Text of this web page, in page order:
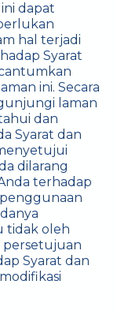
dapat
hal terjadi
Syarat
ini. Secara
laman
dan
Syarat dan
dilarang
terhadap
tidak oleh
persetujuan
Syarat dan